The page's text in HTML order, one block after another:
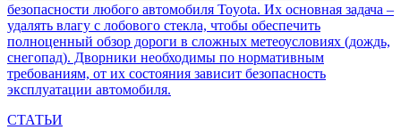
безопасности любого автомобиля Toyota. Их основная задача –
удалять влагу с лобового стекла, чтобы обеспечить
полноценный обзор дороги в сложных метеоусловиях (дождь,
снегопад). Дворники необходимы по нормативным
требованиям, от их состояния зависит безопасность
эксплуатации автомобиля.
СТАТЬИ